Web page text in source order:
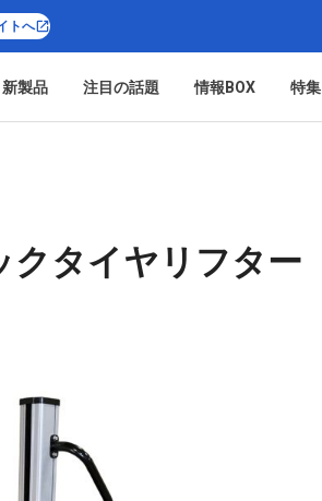
トへ
新製品 注目の話題 情報BOX 特集
タイヤリフター